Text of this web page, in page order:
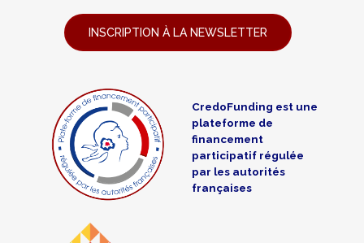
INSCRIPTION À LA NEWSLETTER
CredoFunding est une
plateforme de
financement
participatif régulée
par les autorités
françaises